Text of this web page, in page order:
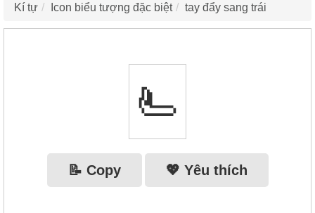
Kí tự Icon biểu tượng đặc biệt tay đẩy sang trái
🫷
📝 Copy 💖 Yêu thích